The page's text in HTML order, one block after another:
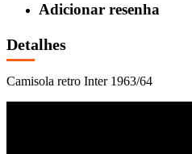
Adicionar resenha
Detalhes
Camisola retro Inter 1963/64